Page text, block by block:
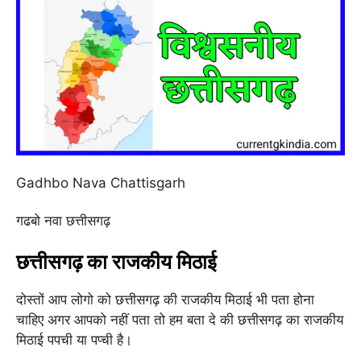
Gadhbo Nava Chattisgarh
गढबो नवा छत्तीसगढ़
छत्तीसगढ़ का राजकीय मिठाई
दोस्तों आप लोगो को छत्तीसगढ़ की राजकीय मिठाई भी पता होना
चाहिए अगर आपको नहीं पता तो हम बता दे की छत्तीसगढ़ का राजकीय
मिठाई पपची या पप्ची है।